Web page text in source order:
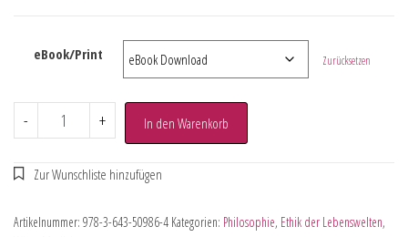
eBook/Print Zurücksetzen
- + In den Warenkorb
Artikelnummer: 978-3-643-50986-4 Kategorien: Philosophie, Ethik der Lebenswelten,